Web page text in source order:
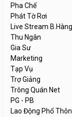
Pha Chế
Phát Tờ Rơi
Live Stream B.Hàng
Thu Ngân
Gia Sư
Marketing
Tạp Vụ
Trợ Giảng
Trông Quán Net
PG - PB
Lao Động Phổ